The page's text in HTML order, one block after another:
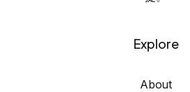
Explore
About